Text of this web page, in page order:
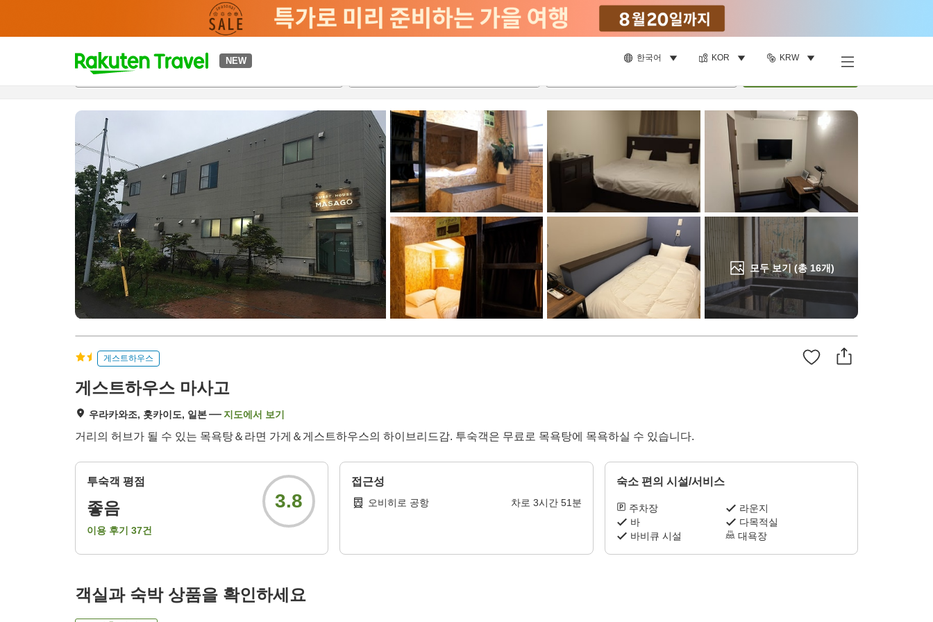
NEW 한국어 KOR KRW
t
p
a
e
_
s
e
a
r
c
h
모두 보기 (총 16개)
개요객실 & 숙박 상품이용 후기 편의 시설/서비스
게스트하우스
게스트하우스 마사고
우라카와조, 홋카이도, 일본 지도에서 보기
거리의 허브가 될 수 있는 목욕탕＆라면 가게＆게스트하우스의 하이브리드감. 투숙객은 무료로 목욕탕에 목욕하실 수 있습니다.
투숙객 평점
좋음
이용 후기 37건
3.8
접근성
오비히로 공항 차로 3시간 51분
숙소 편의 시설/서비스
주차장
라운지
바
다목적실
바비큐 시설
대욕장
객실과 숙박 상품을 확인하세요